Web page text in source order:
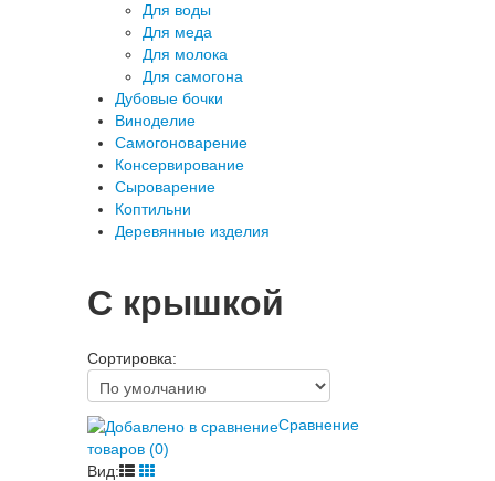
Для воды
Для меда
Для молока
Для самогона
Дубовые бочки
Виноделие
Самогоноварение
Консервирование
Сыроварение
Коптильни
Деревянные изделия
C крышкой
Сортировка:
Сравнение
товаров (0)
Вид: